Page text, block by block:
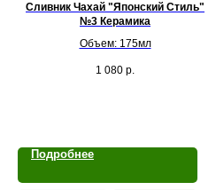
Сливник Чахай "Японский Стиль"
№3 Керамика
Объем: 175мл
1 080 р.
Подробнее